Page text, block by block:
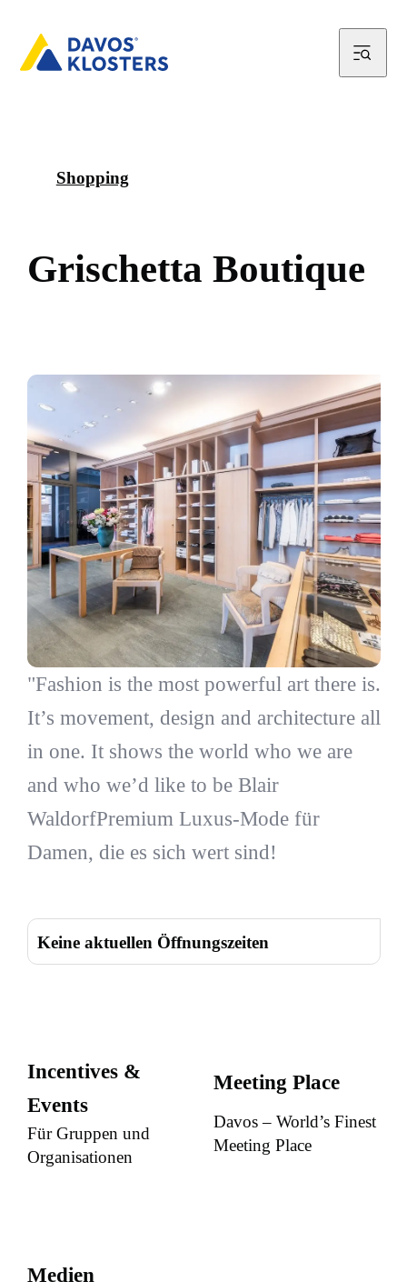
Shopping
Grischetta Boutique
"Fashion is the most powerful art there is.
It’s movement, design and architecture all
in one. It shows the world who we are
and who we’d like to be Blair
WaldorfPremium Luxus-Mode für
Damen, die es sich wert sind!
Keine aktuellen Öffnungszeiten
Incentives &
Events
Für Gruppen und
Organisationen
Meeting Place
Davos – World’s Finest
Meeting Place
Medien